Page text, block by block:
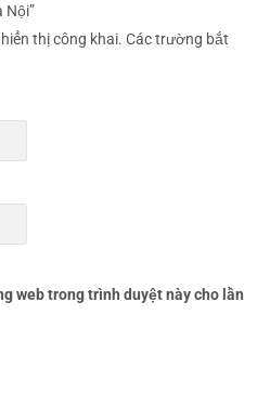
Nội”
thị công khai. Các trường bắt
web trong trình duyệt này cho lần